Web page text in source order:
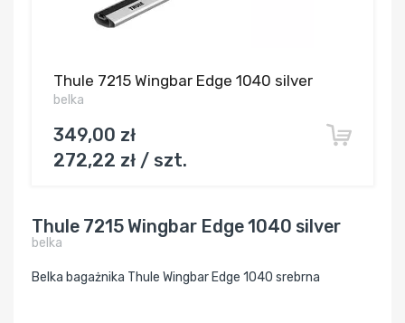
Thule 7215 Wingbar Edge 1040 silver
belka
349,00 zł
272,22 zł / szt.
Thule 7215 Wingbar Edge 1040 silver
belka
Belka bagażnika Thule Wingbar Edge 1040 srebrna